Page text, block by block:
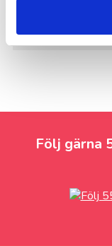
Mer information
Följ gärna